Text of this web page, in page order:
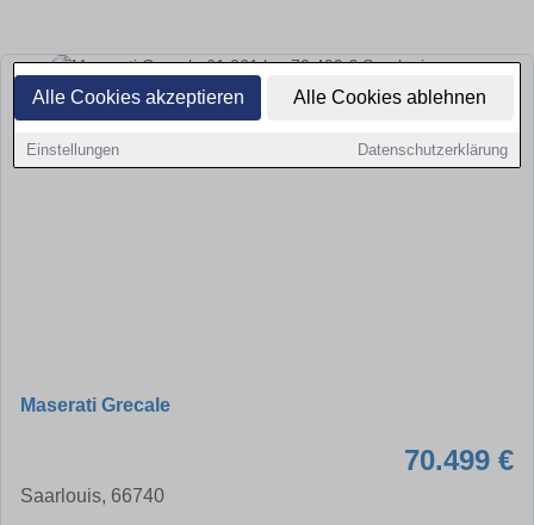
Alle Cookies akzeptieren Alle Cookies ablehnen
Einstellungen Datenschutzerklärung
Maserati Grecale
70.499 €
Saarlouis, 66740